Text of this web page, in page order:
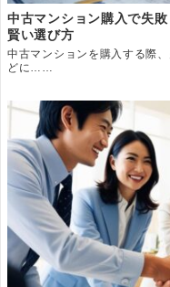
中古マンション購入で失
賢い選び方
中古マンションを購入する際
どに……